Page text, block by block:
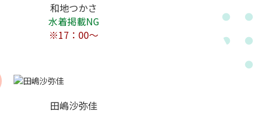
和地つかさ
水着掲載NG
※17：00～
田嶋沙弥佳